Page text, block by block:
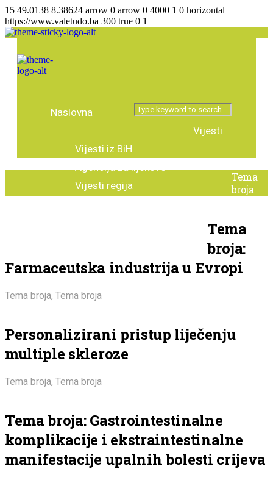
15 49.0138 8.38624 arrow 0 arrow 0 4000 1 0 horizontal
https://www.valetudo.ba 300 true 0 1
Naslovna
Vijesti
Vijesti iz BiH
Agencija za lijekove
Vijesti regija
Tema
broja
Tema
broja:
Farmaceutska industrija u Evropi
Tema broja, Tema broja
Personalizirani pristup liječenju
multiple skleroze
Tema broja, Tema broja
Tema broja: Gastrointestinalne
komplikacije i ekstraintestinalne
manifestacije upalnih bolesti crijeva